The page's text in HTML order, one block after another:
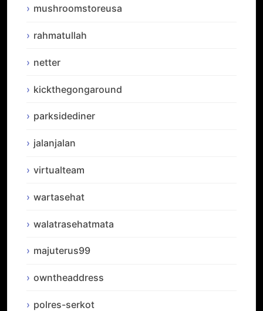
mushroomstoreusa
rahmatullah
netter
kickthegongaround
parksidediner
jalanjalan
virtualteam
wartasehat
walatrasehatmata
majuterus99
owntheaddress
polres-serkot